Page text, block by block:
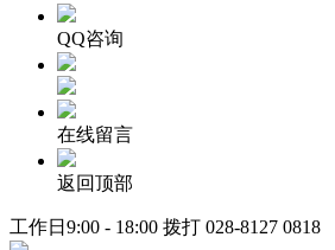
QQ咨询
在线留言
返回顶部
工作日9:00 - 18:00 拨打 028-8127 0818